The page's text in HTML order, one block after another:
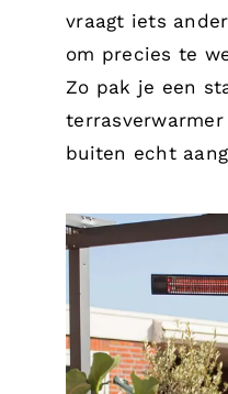
vraagt iets
om precies te
Zo pak je een
buiten echt